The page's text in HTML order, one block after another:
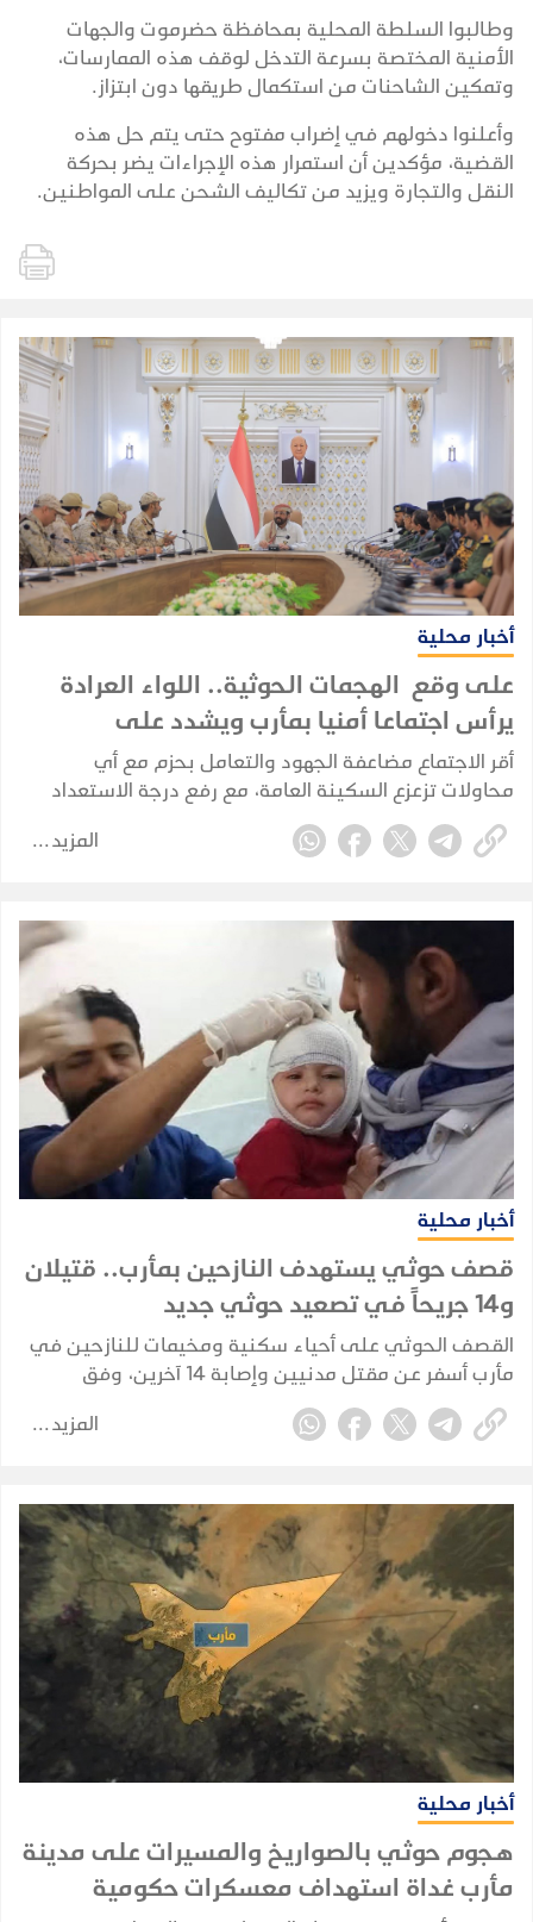
وطالبوا السلطة المحلية بمحافظة حضرموت والجهات
الأمنية المختصة بسرعة التدخل لوقف هذه الممارسات،
وتمكين الشاحنات من استكمال طريقها دون ابتزاز.
وأعلنوا دخولهم في إضراب مفتوح حتى يتم حل هذه
القضية، مؤكدين أن استمرار هذه الإجراءات يضر بحركة
النقل والتجارة ويزيد من تكاليف الشحن على المواطنين.
أخبار محلية
على وقع الهجمات الحوثية.. اللواء العرادة
يرأس اجتماعا أمنيا بمأرب ويشدد على
الجاهزية القصوى
أقر الاجتماع مضاعفة الجهود والتعامل بحزم مع أي
محاولات تزعزع السكينة العامة، مع رفع درجة الاستعداد
والسيطرة الميدانية في خندق مواجهة المليشيات الحوثية.
المزيد
أخبار محلية
قصف حوثي يستهدف النازحين بمأرب.. قتيلان
و14 جريحاً في تصعيد حوثي جديد
القصف الحوثي على أحياء سكنية ومخيمات للنازحين في
مأرب أسفر عن مقتل مدنيين وإصابة 14 آخرين، وفق
حصيلة أولية أعلنها وزير الصحة.
المزيد
أخبار محلية
هجوم حوثي بالصواريخ والمسيرات على مدينة
مأرب غداة استهداف معسكرات حكومية